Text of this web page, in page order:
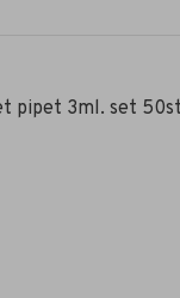
pipet 3ml. set